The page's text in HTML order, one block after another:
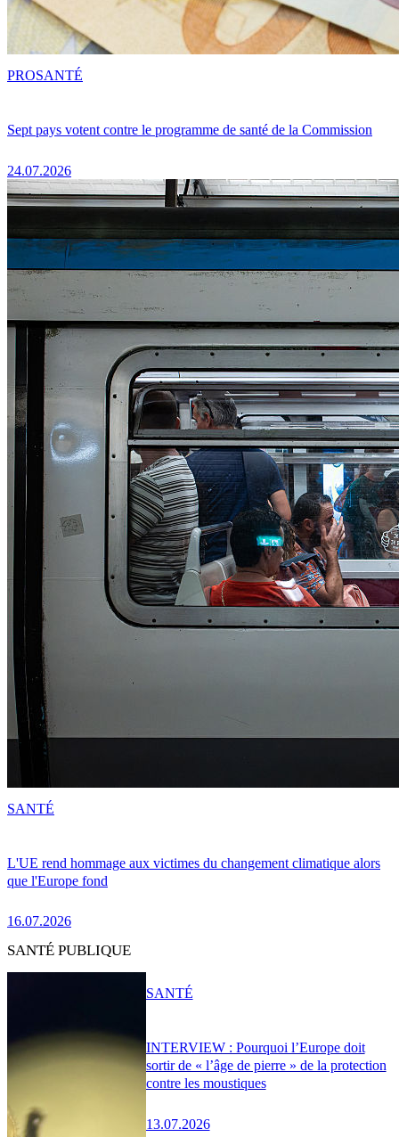
Sept pays votent contre le programme de santé de la Commission
24.07.2026
PROSANTÉ
L'UE rend hommage aux victimes du changement climatique alors
que l'Europe fond
16.07.2026
SANTÉ
SANTÉ PUBLIQUE
INTERVIEW : Pourquoi l’Europe doit
sortir de « l’âge de pierre » de la protection
contre les moustiques
13.07.2026
SANTÉ